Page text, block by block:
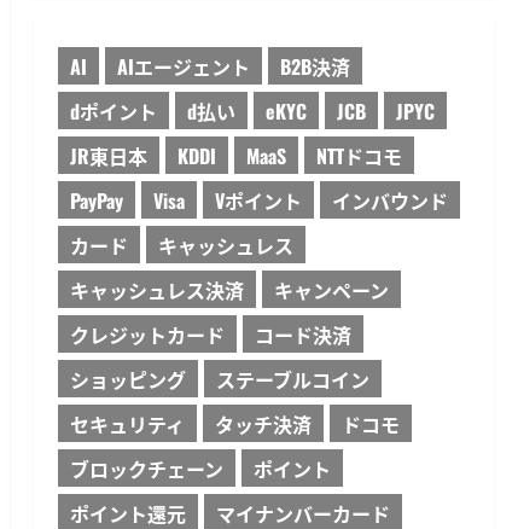
AI AIエージェント
B2B決済
dポイント
d払い eKYC JCB
JPYC
JR東日本
KDDI MaaS
NTTドコモ
PayPay
Visa Vポイント
インバウンド
カード
キャッシュレス
キャッシュレス決済
キャンペーン
クレジットカード
コード決済
ショッピング
ステーブルコイン
セキュリティ
タッチ決済
ドコモ
ブロックチェーン
ポイント
ポイント還元
マイナンバーカード